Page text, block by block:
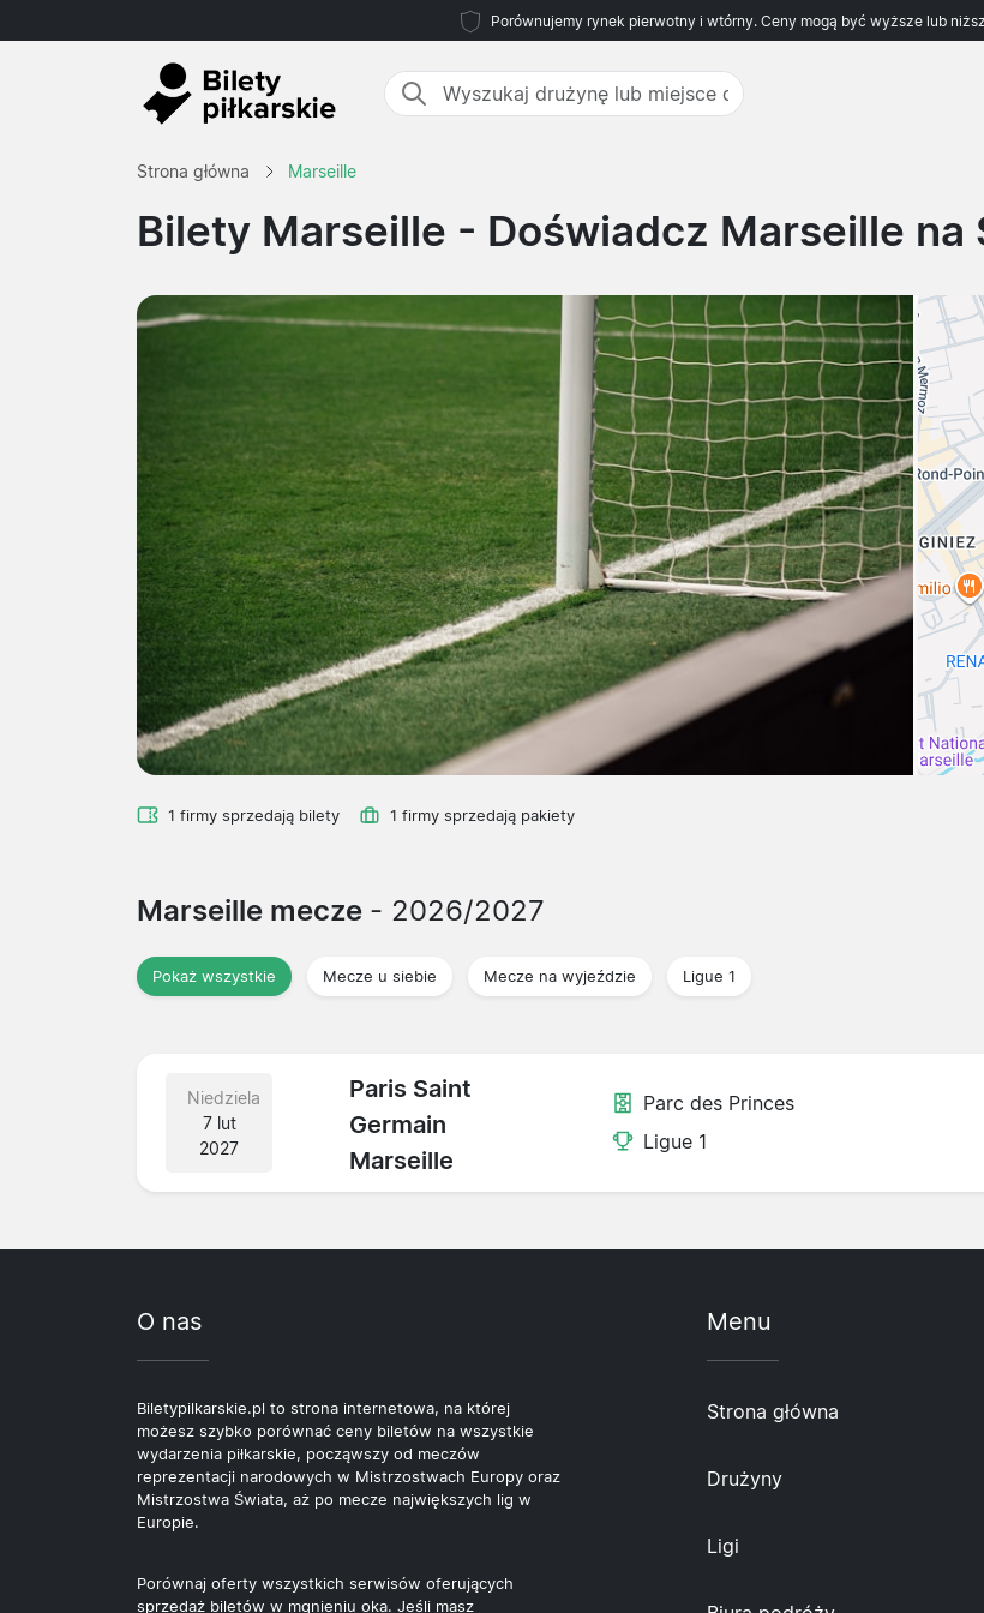
Porównujemy rynek pierwotny i wtórny. Ceny mogą być wyższe lub
Strona główna Marseille
Bilety Marseille - Doświadcz Marseille na
1 firmy sprzedają bilety 1 firmy sprzedają pakiety
Marseille mecze - 2026/2027
Pokaż wszystkie Mecze u siebie Mecze na wyjeździe Ligue 1
Niedziela
7 lut
2027
Paris Saint
Germain
Marseille
Parc des Princes
Ligue 1
O nas
Biletypilkarskie.pl to strona internetowa, na której
możesz szybko porównać ceny biletów na wszystkie
wydarzenia piłkarskie, począwszy od meczów
reprezentacji narodowych w Mistrzostwach Europy oraz
Mistrzostwa Świata, aż po mecze największych lig w
Europie.
Porównaj oferty wszystkich serwisów oferujących
sprzedaż biletów w mgnieniu oka. Jeśli masz
Menu
Strona główna
Drużyny
Ligi